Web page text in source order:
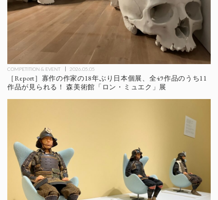
COMPETITION & EVENT 2026.05.05
［Report］寡作の作家の18年ぶり日本個展、全49作品のうち11
作品が見られる！ 森美術館「ロン・ミュエク」展